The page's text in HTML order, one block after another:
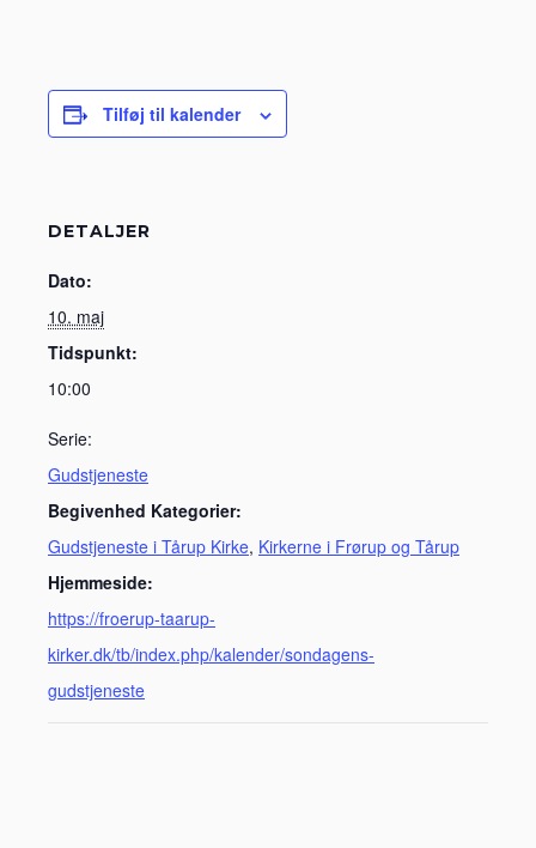
Tilføj til kalender
DETALJER
Dato:
10. maj
Tidspunkt:
10:00
Serie:
Gudstjeneste
Begivenhed Kategorier:
Gudstjeneste i Tårup Kirke, Kirkerne i Frørup og Tårup
Hjemmeside:
https://froerup-taarup-
kirker.dk/tb/index.php/kalender/sondagens-
gudstjeneste